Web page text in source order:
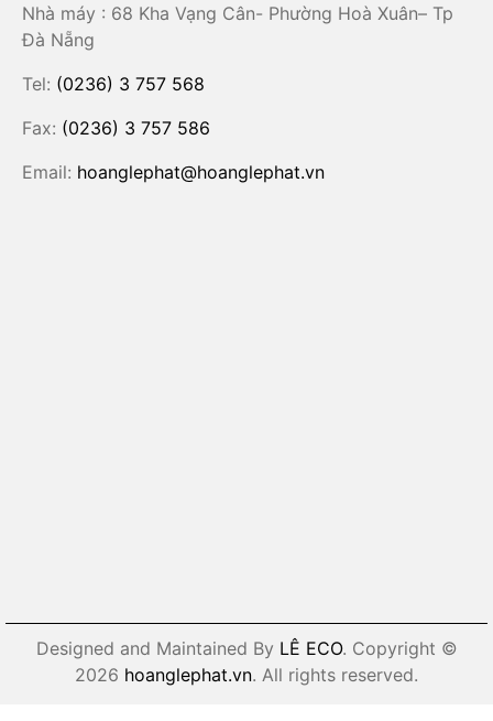
Nhà máy : 68 Kha Vạng Cân- Phường Hoà Xuân– Tp
Đà Nẵng
Tel: (0236) 3 757 568
Fax: (0236) 3 757 586
Email: hoanglephat@hoanglephat.vn
Designed and Maintained By LÊ ECO. Copyright ©
2026 hoanglephat.vn. All rights reserved.